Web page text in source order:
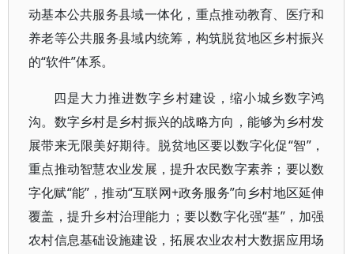
动基本公共服务县域一体化，重点推动教育、医疗和
养老等公共服务县域内统筹，构筑脱贫地区乡村振兴
的“软件”体系。
四是大力推进数字乡村建设，缩小城乡数字鸿
沟。数字乡村是乡村振兴的战略方向，能够为乡村发
展带来无限美好期待。脱贫地区要以数字化促“智”，
重点推动智慧农业发展，提升农民数字素养；要以数
字化赋“能”，推动“互联网+政务服务”向乡村地区延伸
覆盖，提升乡村治理能力；要以数字化强“基”，加强
农村信息基础设施建设，拓展农业农村大数据应用场